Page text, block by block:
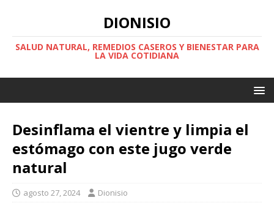
DIONISIO
SALUD NATURAL, REMEDIOS CASEROS Y BIENESTAR PARA
LA VIDA COTIDIANA
Desinflama el vientre y limpia el
estómago con este jugo verde
natural
agosto 27, 2024 Dionisio